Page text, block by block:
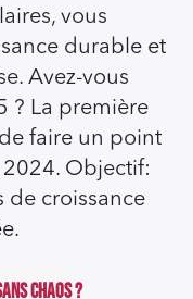
vous
durable et
Avez-vous
? La première
faire un point
2024. Objectif:
de croissance
chaos ?